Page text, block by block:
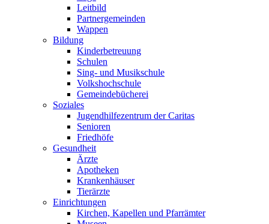
Leitbild
Partnergemeinden
Wappen
Bildung
Kinderbetreuung
Schulen
Sing- und Musikschule
Volkshochschule
Gemeindebücherei
Soziales
Jugendhilfezentrum der Caritas
Senioren
Friedhöfe
Gesundheit
Ärzte
Apotheken
Krankenhäuser
Tierärzte
Einrichtungen
Kirchen, Kapellen und Pfarrämter